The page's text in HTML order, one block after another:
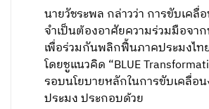
นายวัชระพล กล่าวว่า การขับเคลื่
จำเป็นต้องอาศัยความร่วมมือจา
เพื่อร่วมกันพลิกฟื้นภาคประมงไท
โดยชูแนวคิด “BLUE
รอบนโยบายหลักในการขับเคลื่อ
ประมง ประกอบด้วย